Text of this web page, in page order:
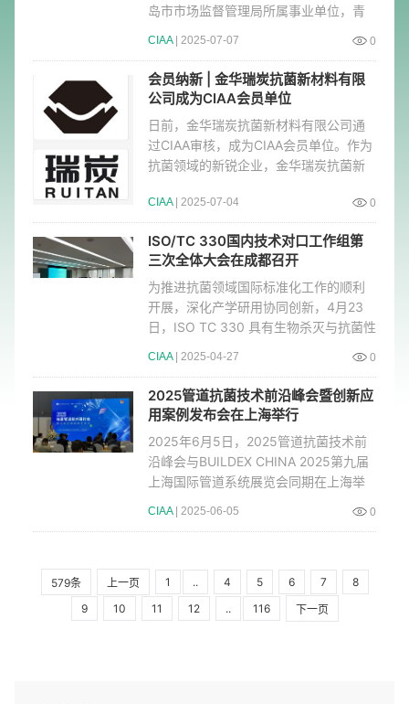
岛市市场监督管理局所属事业单位，青
CIAA| 2025-07-07 0
会员纳新 | 金华瑞炭抗菌新材料有限
公司成为CIAA会员单位
日前，金华瑞炭抗菌新材料有限公司通
过CIAA审核，成为CIAA会员单位。作为
抗菌领域的新锐企业，金华瑞炭抗菌新
CIAA| 2025-07-04 0
ISO/TC 330国内技术对口工作组第
三次全体大会在成都召开
为推进抗菌领域国际标准化工作的顺利
开展，深化产学研用协同创新，4月23
日，ISO TC 330 具有生物杀灭与抗菌性
CIAA| 2025-04-27 0
2025管道抗菌技术前沿峰会暨创新应
用案例发布会在上海举行
2025年6月5日，2025管道抗菌技术前
沿峰会与BUILDEX CHINA 2025第九届
上海国际管道系统展览会同期在上海举
CIAA| 2025-06-05 0
579条 上一页 1 .. 4 5 6 7
8
9
10 11 12 .. 116 下一页